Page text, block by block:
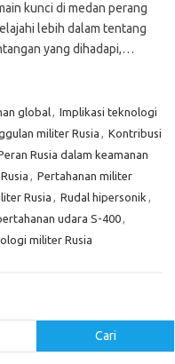
kunci di medan perang
lebih dalam tentang
yang dihadapi,…
global, Implikasi teknologi
militer Rusia , Kontribusi
Rusia dalam keamanan
, Pertahanan militer
Rusia , Rudal hipersonik ,
udara S-400,
militer Rusia
Cari